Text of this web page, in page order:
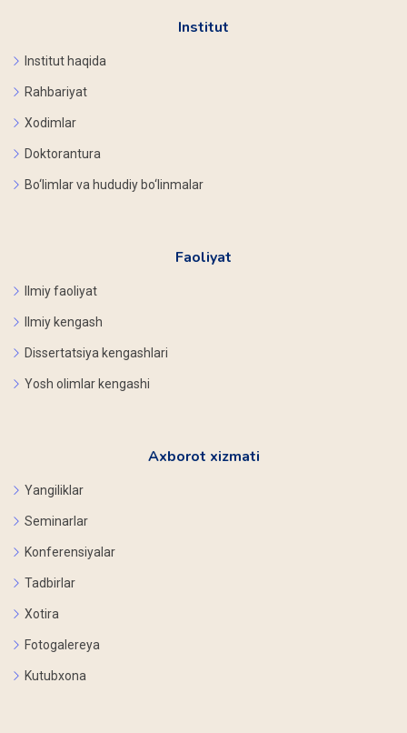
Institut
Institut haqida
Rahbariyat
Xodimlar
Doktorantura
Bo‘limlar va hududiy bo‘linmalar
Faoliyat
Ilmiy faoliyat
Ilmiy kengash
Dissertatsiya kengashlari
Yosh olimlar kengashi
Axborot xizmati
Yangiliklar
Seminarlar
Konferensiyalar
Tadbirlar
Xotira
Fotogalereya
Kutubxona